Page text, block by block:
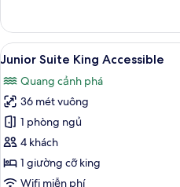
Junior
Suite
Double
Xem
tất
cả
ảnh
Junior
Suite
King
Accessible
1
Junior Suite King Accessible
Quang cảnh phá
36 mét vuông
1 phòng ngủ
4 khách
1 giường cỡ king
Wifi miễn phí